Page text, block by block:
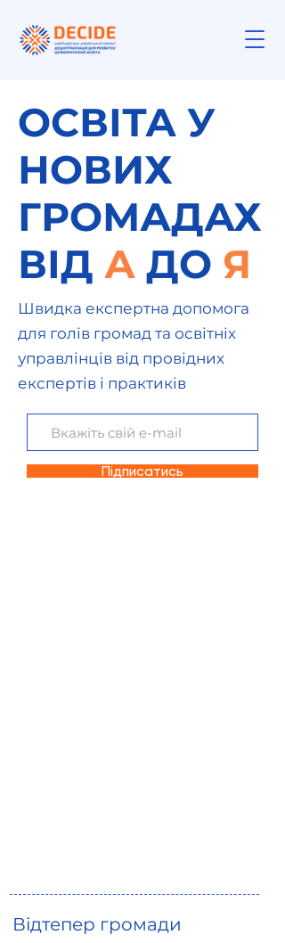
ОСВІТА У
НОВИХ
ГРОМАДАХ
ВІД А ДО Я
Швидка експертна допомога
для голів громад та освітніх
управлінців від провідних
експертів і практиків
Підписатись
Відтепер громади